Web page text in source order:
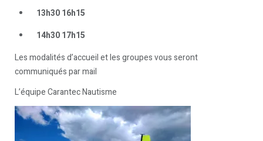
13h30 16h15
14h30 17h15
Les modalités d’accueil et les groupes vous seront
communiqués par mail
L’équipe Carantec Nautisme